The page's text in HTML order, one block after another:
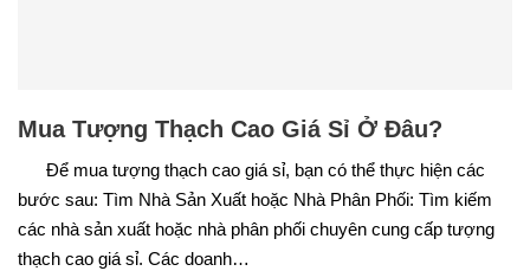
Mua Tượng Thạch Cao Giá Sỉ Ở Đâu?
Để mua tượng thạch cao giá sỉ, bạn có thể thực hiện các
bước sau: Tìm Nhà Sản Xuất hoặc Nhà Phân Phối: Tìm kiếm
các nhà sản xuất hoặc nhà phân phối chuyên cung cấp tượng
thạch cao giá sỉ. Các doanh…